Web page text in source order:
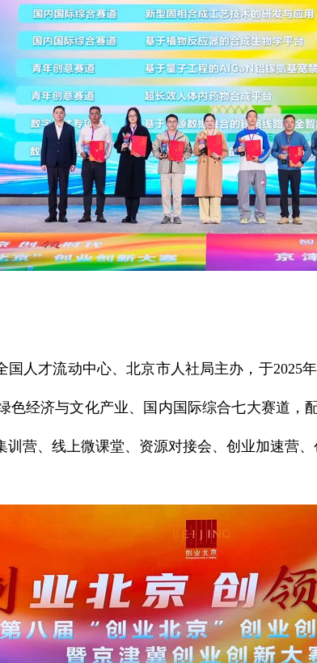
才流动中心、北京市人社局主办，于2025年
色经济与文化产业、国内国际综合七大赛道
营、线上微课堂、资源对接会、创业加速营